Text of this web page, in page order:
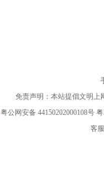
免责声明：本站提倡文明上
粤公网安备 44150202000108号
客